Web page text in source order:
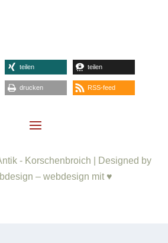
teilen teilen
drucken RSS-feed
- Korschenbroich | Designed by
– webdesign mit ♥